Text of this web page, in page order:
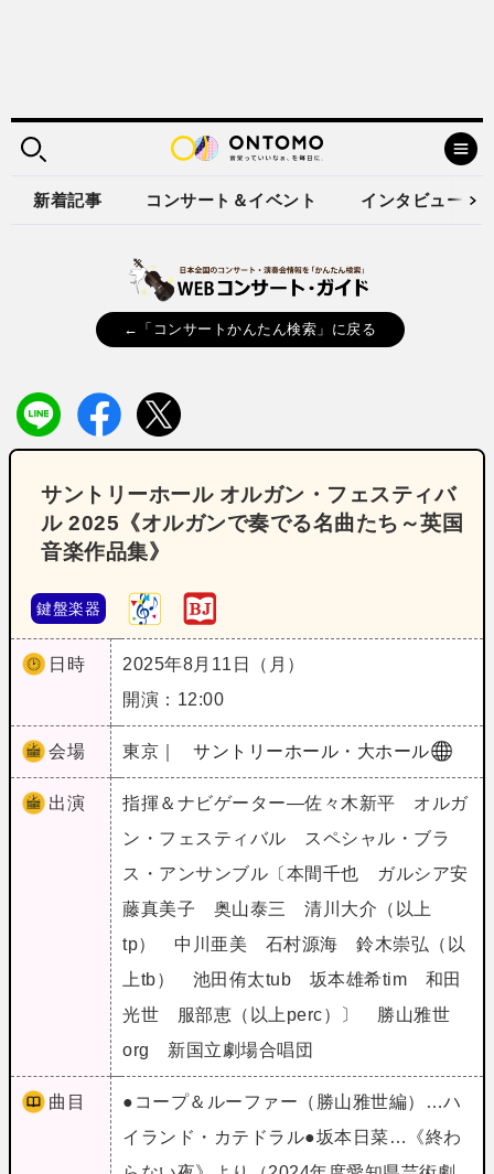
新着記事 コンサート＆イベント インタビュー
←「コンサートかんたん検索」に戻る
サントリーホール オルガン・フェスティバ
ル 2025《オルガンで奏でる名曲たち～英国
音楽作品集》
鍵盤楽器
日時
2025年8月11日（月）
開演：12:00
会場 東京｜ サントリーホール・大ホール
出演
指揮＆ナビゲーター―佐々木新平 オルガ
ン・フェスティバル スペシャル・ブラ
ス・アンサンブル〔本間千也 ガルシア安
藤真美子 奥山泰三 清川大介（以上
tp） 中川亜美 石村源海 鈴木崇弘（以
上tb） 池田侑太tub 坂本雄希tim 和田
光世 服部恵（以上perc）〕 勝山雅世
org 新国立劇場合唱団
曲目
●コープ＆ルーファー（勝山雅世編）…ハ
イランド・カテドラル●坂本日菜…《終わ